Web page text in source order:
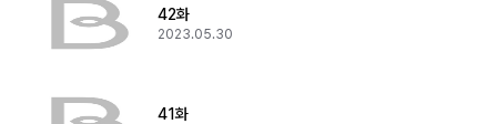
42화
2023.05.30
41화